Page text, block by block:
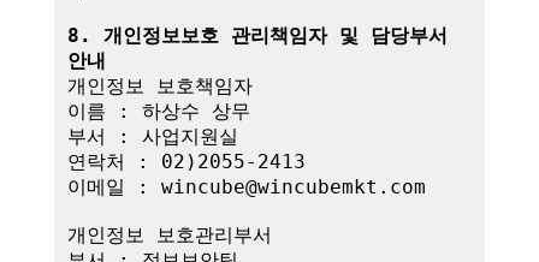
8. 개인정보보호 관리책임자 및 담당부서
안내
개인정보 보호책임자
이름 : 하상수 상무
부서 : 사업지원실
연락처 : 02)2055-2413
이메일 : wincube@wincubemkt.com
개인정보 보호관리부서